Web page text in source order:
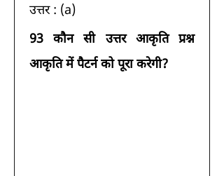
उत्तर : (a)
93 कौन सी उत्तर आकृति प्रश्न
आकृति में पैटर्न को पूरा करेगी?